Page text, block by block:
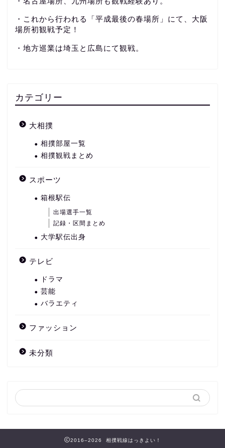
・これから行われる「平成最後の春場所」にて、大阪
場所初観戦予定！
・地方巡業は埼玉と広島にて観戦。
カテゴリー
大相撲
相撲部屋一覧
相撲観戦まとめ
スポーツ
箱根駅伝
出場選手一覧
記録・区間まとめ
大学駅伝出身
テレビ
ドラマ
芸能
バラエティ
ファッション
未分類
2016–2026 相撲戦線はっきよい！